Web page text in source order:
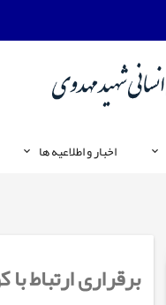
اخبار و اطلاعیه ها
برقراری ارتباط